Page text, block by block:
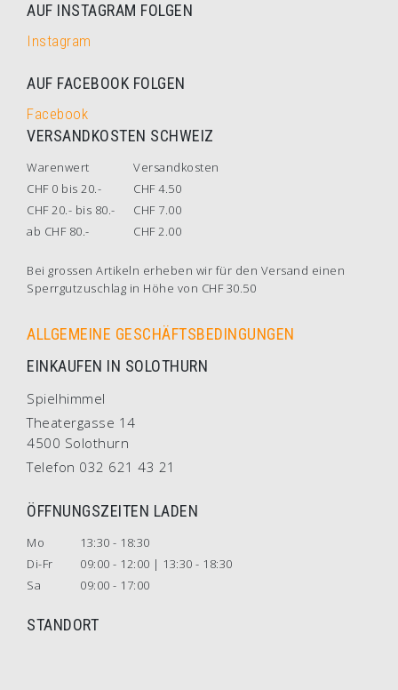
AUF INSTAGRAM FOLGEN
Instagram
AUF FACEBOOK FOLGEN
Facebook
VERSANDKOSTEN SCHWEIZ
Warenwert
Versandkosten
CHF 0 bis 20.-
CHF 4.50
CHF 20.- bis 80.-
CHF 7.00
ab CHF 80.-
CHF 2.00
Bei grossen Artikeln erheben wir für den Versand einen
Sperrgutzuschlag in Höhe von CHF 30.50
ALLGEMEINE GESCHÄFTSBEDINGUNGEN
EINKAUFEN IN SOLOTHURN
Spielhimmel
Theatergasse 14
4500 Solothurn
Telefon 032 621 43 21
ÖFFNUNGSZEITEN LADEN
Mo
13:30 - 18:30
Di-Fr
09:00 - 12:00 | 13:30 - 18:30
Sa
09:00 - 17:00
STANDORT